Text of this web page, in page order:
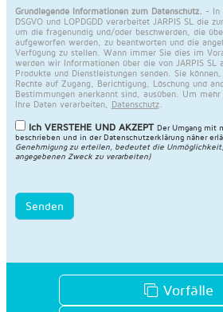
Grundlegende Informationen zum Datenschutz. - In
DSGVO und LOPDGDD verarbeitet JARPIS SL die
um die fragenundig und/oder beschwerden, die
aufgeworfen werden, zu beantworten und die
Verfügung zu stellen. Wann immer Sie dies im
werden wir Informationen über die von JARPIS SL
Produkte und Dienstleistungen senden. Sie
Rechte auf Zugang, Berichtigung, Löschung und
Bestimmungen anerkannt sind, ausüben. Um
Ihre Daten verarbeiten,
Datenschutz.
Ich VERSTEHE UND AKZEPT Der Umgang mit
beschrieben und in derDatenschutzerklärung näher
Genehmigung zu erteilen, bedeutet die
angegebenen Zweck zu verarbeiten)
Senden
Vorfälle